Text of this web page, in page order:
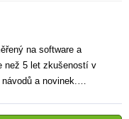
na software a
než 5 let zkušeností v
a novinek.
porozumět a využít